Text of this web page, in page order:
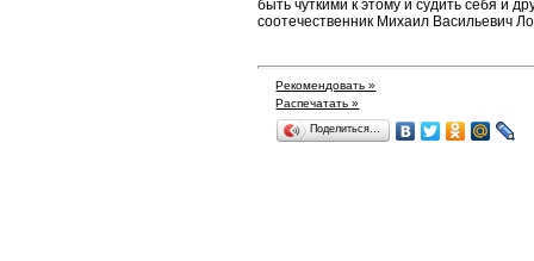
быть чуткими к этому и судить себя и
соотечественник Михаил Васильевич
Рекомендовать »
Распечатать »
Поделиться…